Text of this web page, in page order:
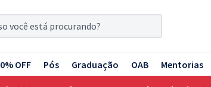
OFF Pós Graduação OAB Mentorias